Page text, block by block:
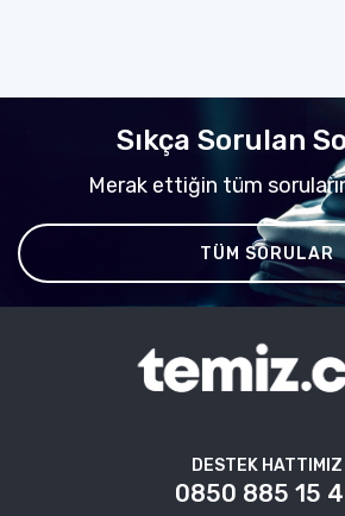
Sıkça Sorulan
Merak ettiğin tüm
TÜM SORULAR
DESTEK HATTIMIZ
0850 885 15